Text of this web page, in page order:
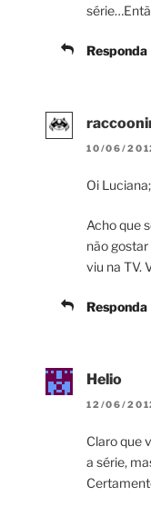
Responda
10/06/
Oi Luciana;
Acho que
não
viu na TV.
Responda
Helio
12/06/
Claro que
a série,